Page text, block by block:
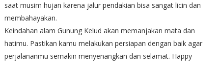
saat musim hujan karena jalur pendakian bisa sangat licin dan
membahayakan.
Keindahan alam Gunung Kelud akan memanjakan mata dan
hatimu. Pastikan kamu melakukan persiapan dengan baik agar
perjalananmu semakin menyenangkan dan selamat. Happy